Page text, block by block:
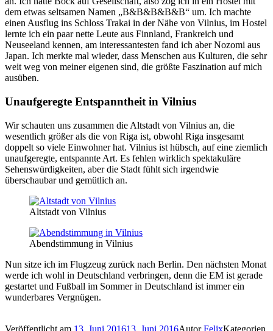
dem etwas seltsamen Namen „B&B&B&B&B“ um. Ich machte
einen Ausflug ins Schloss Trakai in der Nähe von Vilnius, im Hostel
lernte ich ein paar nette Leute aus Finnland, Frankreich und
Neuseeland kennen, am interessantesten fand ich aber Nozomi aus
Japan. Ich merkte mal wieder, dass Menschen aus Kulturen, die sehr
weit weg von meiner eigenen sind, die größte Faszination auf mich
ausüben.
Unaufgeregte Entspanntheit in Vilnius
Wir schauten uns zusammen die Altstadt von Vilnius an, die
wesentlich größer als die von Riga ist, obwohl Riga insgesamt
doppelt so viele Einwohner hat. Vilnius ist hübsch, auf eine ziemlich
unaufgeregte, entspannte Art. Es fehlen wirklich spektakuläre
Sehenswürdigkeiten, aber die Stadt fühlt sich irgendwie
überschaubar und gemütlich an.
Altstadt von Vilnius
Abendstimmung in Vilnius
Nun sitze ich im Flugzeug zurück nach Berlin. Den nächsten Monat
werde ich wohl in Deutschland verbringen, denn die EM ist gerade
gestartet und Fußball im Sommer in Deutschland ist immer ein
wunderbares Vergnügen.
Veröffentlicht am 13. Juni 201613. Juni 2016AutorFelixKategorien